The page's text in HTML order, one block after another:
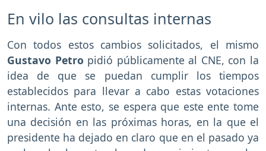
En vilo las consultas internas
Con todos estos cambios solicitados, el mismo
Gustavo Petro pidió públicamente al CNE, con la
idea de que se puedan cumplir los tiempos
establecidos para llevar a cabo estas votaciones
internas. Ante esto, se espera que este ente tome
una decisión en las próximas horas, en la que el
presidente ha dejado en claro que en el pasado ya